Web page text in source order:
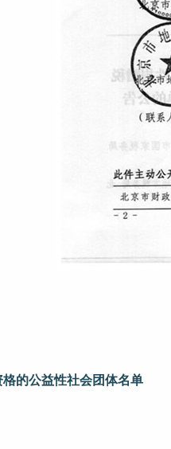
的公益性社会团体名单